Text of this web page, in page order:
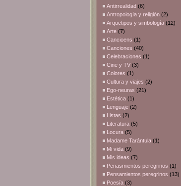
Antirrealidad (6)
Antropología y religión (2)
Arquetipos y simbología (12)
Arte (7)
Cancioens (1)
Canciones (40)
Celebraciones (1)
Cine y TV (3)
Colores (1)
Cultura y viajes (2)
Ego-neuras (21)
Estética (1)
Lenguaje (2)
Listas (2)
Literatura (5)
Locura (5)
Madame Tarántula (1)
Mi vida (9)
Mis ideas (7)
Penasmientos peregrinos (1)
Pensamientos peregrinos (13)
Poesía (3)